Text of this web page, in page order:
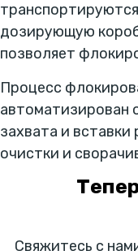
дозирующую
позволяет
Процесс
автоматизирован
захвата и
очистки и